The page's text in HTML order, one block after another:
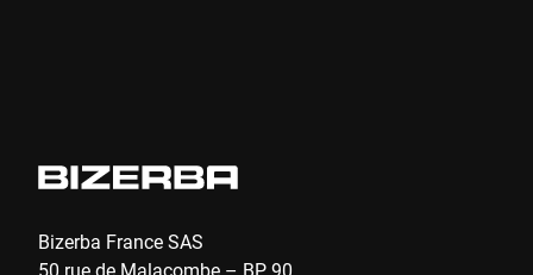
Bizerba France SAS
50 rue de Malacombe – BP 90